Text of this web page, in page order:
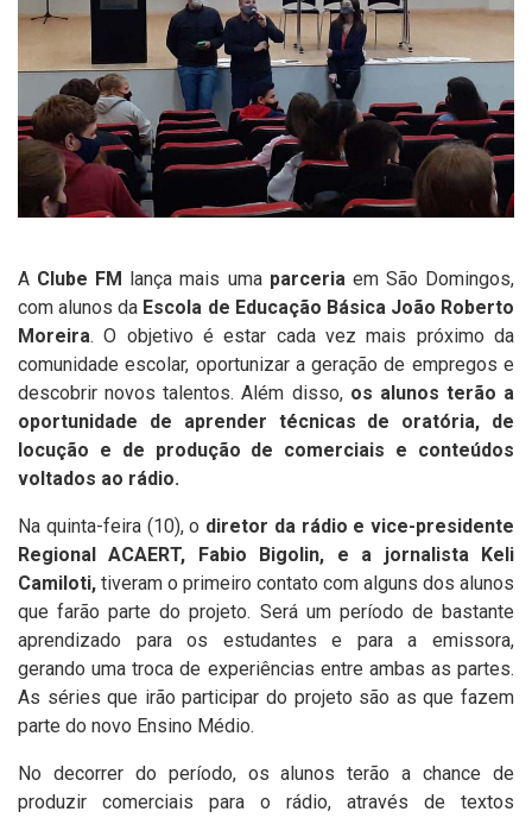
A Clube FM lança mais uma parceriaem São Domingos,
com alunos da Escola de Educação Básica João Roberto
Moreira. O objetivo é estar cada vez mais próximo da
comunidade escolar, oportunizar a geração de empregos e
descobrir novos talentos. Além disso, os alunos terão a
oportunidade de aprender técnicas de oratória, de
locução e de produção de comerciais e conteúdos
voltados ao rádio.
Na quinta-feira (10), o diretor da rádio e vice-presidente
Regional ACAERT, Fabio Bigolin, e a jornalista Keli
Camiloti, tiveram o primeiro contato com alguns dos alunos
que farão parte do projeto. Será um período de bastante
aprendizado para os estudantes e para a emissora,
gerando uma troca de experiências entre ambas as partes.
As séries que irão participar do projeto são as que fazem
parte do novo Ensino Médio.
No decorrer do período, os alunos terão a chance de
produzir comerciais para o rádio, através de textos